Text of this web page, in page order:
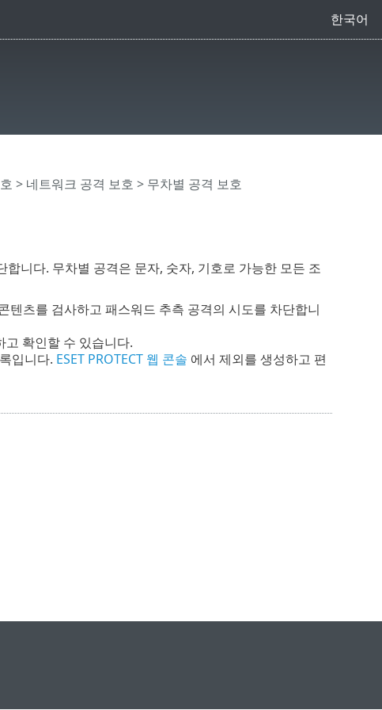
한국어
> 네트워크 공격 보호 > 무차별 공격 보호
니다. 무차별 공격은 문자, 숫자, 기호로 가능한 모든 조
츠를 검사하고 패스워드 추측 공격의 시도를 차단합니
확인할 수 있습니다.
입니다. ESET PROTECT 웹 콘솔 에서 제외를 생성하고 편